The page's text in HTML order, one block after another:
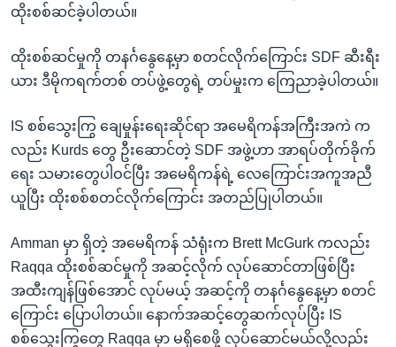
ရန်ထိုးစစ်ဆင်ခဲ့ပါတယ်။
ထိုးစစ်ဆင်မှုကို တနင်္ဂနွေနေ့မှာ စတင်လိုက်ကြောင်း SDF ဆီးရီး
ယား ဒီမိုကရက်တစ် တပ်ဖွဲ့တွေရဲ့ တပ်မှုးက ကြေညာခဲ့ပါတယ်။
IS စစ်သွေးကြွ ချေမှုန်းရေးဆိုင်ရာ အမေရိကန်အကြီးအကဲ က
လည်း Kurds တွေ ဦးဆောင်တဲ့ SDF အဖွဲ့ဟာ အာရပ်တိုက်ခိုက်
ရေး သမားတွေပါဝင်ပြီး အမေရိကန်ရဲ့ လေကြောင်းအကူအညီ
ယူပြီး ထိုးစစ်စတင်လိုက်ကြောင်း အတည်ပြုပါတယ်။
Amman မှာ ရှိတဲ့ အမေရိကန် သံရုံးက Brett McGurk ကလည်း
Raqqa ထိုးစစ်ဆင်မှုကို အဆင့်လိုက် လုပ်ဆောင်တာဖြစ်ပြီး
အထီးကျန်ဖြစ်အောင် လုပ်မယ့် အဆင့်ကို တနင်္ဂနွေနေ့မှာ စတင်
ကြောင်း ပြောပါတယ်။ နောက်အဆင့်တွေဆက်လုပ်ပြီး IS
စစ်သွေးကြွတွေ Raqqa မှာ မရှိစေဖို့ လုပ်ဆောင်မယ်လို့လည်း